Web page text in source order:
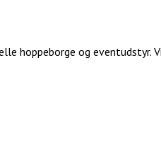
hoppeborge og